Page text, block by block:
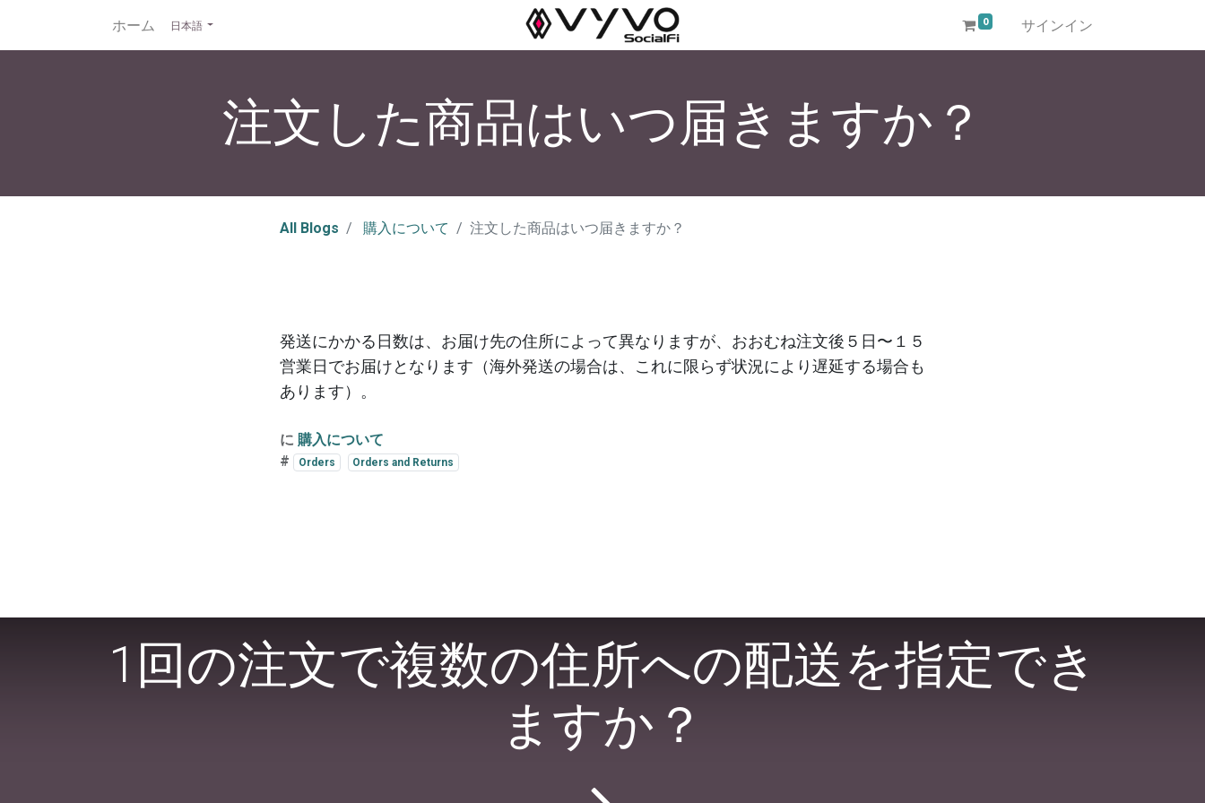
0 サインイン
ホーム 日本語
注文した商品はいつ届きますか？
All Blogs 購入について 注文した商品はいつ届きますか？
発送にかかる日数は、お届け先の住所によって異なりますが、おおむね注文後５日〜１５
営業日でお届けとなります（海外発送の場合は、これに限らず状況により遅延する場合も
あります）。
に 購入について
#
Orders Orders and Returns
1回の注文で複数の住所への配送を指定でき
ますか？